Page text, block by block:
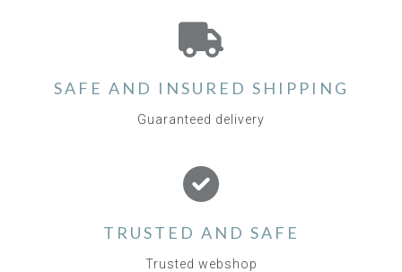
SAFE AND INSURED SHIPPING
Guaranteed delivery
TRUSTED AND SAFE
Trusted webshop